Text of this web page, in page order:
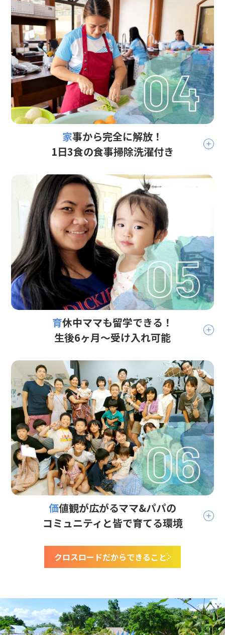
家事から完全に解放！
1日3食の食事掃除洗濯付き
育休中ママも留学できる！
生後6ヶ月〜受け入れ可能
価値観が広がるママ&パパの
コミュニティと皆で育てる環境
クロスロードだからできること